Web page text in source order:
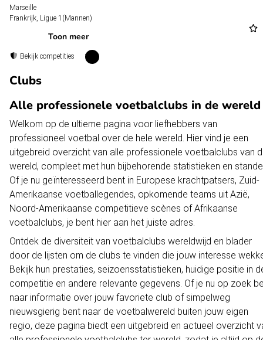
Marseille
Frankrijk Ligue 1 (Mannen)
Toon meer
Bekijk competities
Clubs
Alle professionele voetbalclubs in de wereld
Welkom op de ultieme pagina voor liefhebbers van
professioneel voetbal over de hele wereld. Hier vind je een
uitgebreid overzicht van alle professionele voetbalclubs van
wereld, compleet met hun bijbehorende statistieken en
Of je nu geïnteresseerd bent in Europese krachtpatsers, Zuid-
Amerikaanse voetballegendes, opkomende teams uit Azië,
Noord-Amerikaanse competitieve scènes of Afrikaanse
voetbalclubs, je bent hier aan het juiste adres.
Ontdek de diversiteit van voetbalclubs wereldwijd en blader
door de lijsten om de clubs te vinden die jouw interesse
Bekijk hun prestaties, seizoensstatistieken, huidige positie in
competitie en andere relevante gegevens. Of je nu op zoek
naar informatie over jouw favoriete club of simpelweg
nieuwsgierig bent naar de voetbalwereld buiten jouw eigen
regio, deze pagina biedt een uitgebreid en actueel overzicht